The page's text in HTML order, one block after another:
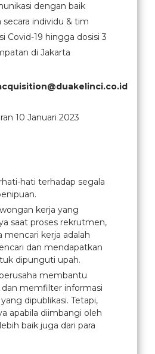
dengan baik
individu & tim
Covid-19 hingga dosisi 3
di Jakarta
10 Januari 2023
hati terhadap segala
kerja yang
saat proses rekrutmen,
mencari kerja adalah
dan mendapatkan
dipunguti upah.
membantu
memfilter informasi
dipublikasi. Tetapi,
apabila diimbangi oleh
baik juga dari para